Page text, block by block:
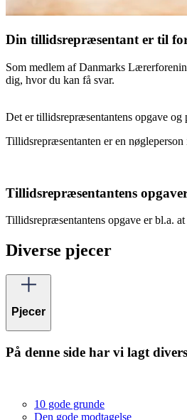
Din tillidsrepræsentant er til
Som medlem af Danmarks
dig, hvor du kan få svar.
Det er tillidsrepræsentantens opgave
Tillidsrepræsentanten er en
Tillidsrepræsentantens
Tillidsrepræsentantens opgave er bl.a.
Diverse pjecer
Pjecer
På denne side har vi lagt
10 gode grunde
Den gode modtagelse